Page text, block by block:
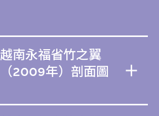
越南永福省竹之翼
（2009年）剖面圖